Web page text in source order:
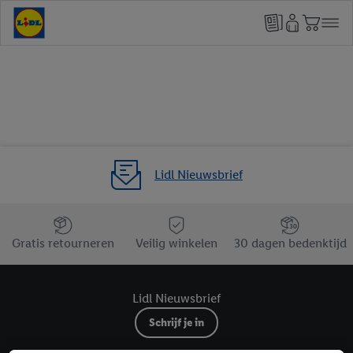
Lidl Nieuwsbrief
Jouw voordelen bij ons als Lidl webshop klant
Gratis retourneren
Veilig winkelen 30 dagen bedenktijd
Lidl Nieuwsbrief
Schrijf je in